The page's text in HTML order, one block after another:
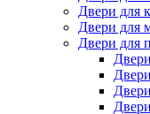
Двери для
Двери для
Двери для